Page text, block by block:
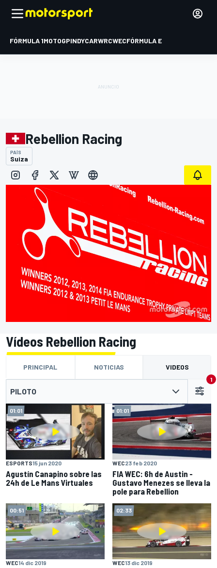
FÓRMULA 1MOTOGPINDYCARWRCWECFÓRMULA E
Rebellion Racing
PAÍS
Suiza
Vídeos Rebellion Racing
PRINCIPAL NOTICIAS VIDEOS
PILOTO
1
01:01
ESPORTS15 jun 2020
Agustín Canapino sobre las
24h de Le Mans Virtuales
01:01
WEC23 feb 2020
FIA WEC: 6h de Austin -
Gustavo Menezes se lleva la
pole para Rebellion
00:51
WEC14 dic 2019
02:33
WEC13 dic 2019